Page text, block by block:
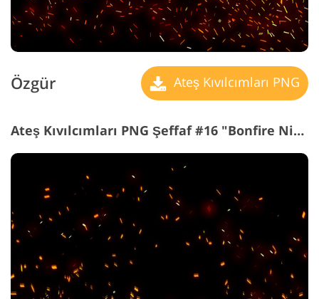
Özgür Ateş Kıvılcımları PNG
Ateş Kıvılcımları PNG Şeffaf #16 "Bonfire Night"